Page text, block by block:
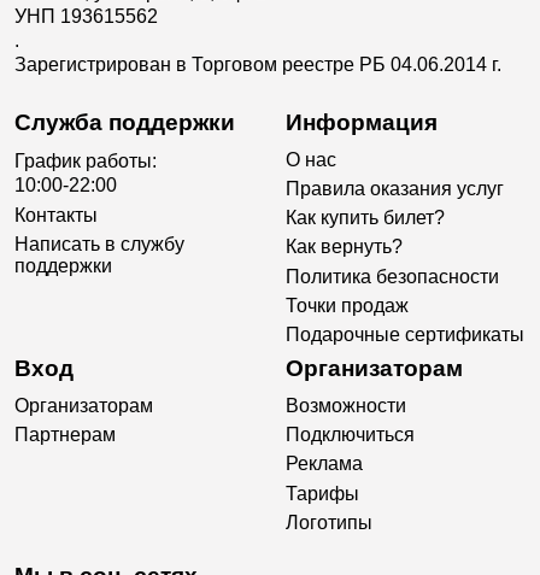
УНП 193615562
.
Зарегистрирован в Торговом реестре РБ 04.06.2014 г.
Служба поддержки
График работы:
10:00-22:00
Контакты
Написать в службу
поддержки
Информация
О нас
Правила оказания услуг
Как купить билет?
Как вернуть?
Политика безопасности
Точки продаж
Подарочные сертификаты
Вход
Организаторам
Партнерам
Организаторам
Возможности
Подключиться
Реклама
Тарифы
Логотипы